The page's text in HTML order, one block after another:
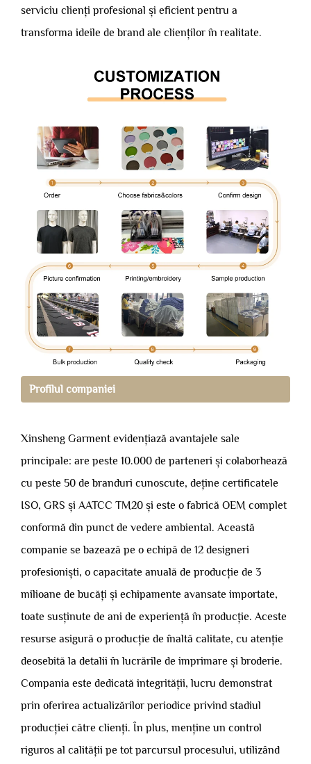
serviciu clienți profesional și eficient pentru a
transforma ideile de brand ale clienților în realitate.
Profilul companiei
Xinsheng Garment evidențiază avantajele sale
principale: are peste 10.000 de parteneri și colaborhează
cu peste 50 de branduri cunoscute, deține certificatele
ISO, GRS și AATCC TM20 și este o fabrică OEM complet
conformă din punct de vedere ambiental. Această
companie se bazează pe o echipă de 12 designeri
profesioniști, o capacitate anuală de producție de 3
milioane de bucăți și echipamente avansate importate,
toate susținute de ani de experiență în producție. Aceste
resurse asigură o producție de înaltă calitate, cu atenție
deosebită la detalii în lucrările de imprimare și broderie.
Compania este dedicată integrității, lucru demonstrat
prin oferirea actualizărilor periodice privind stadiul
producției către clienți. În plus, menține un control
riguros al calității pe tot parcursul procesului, utilizând